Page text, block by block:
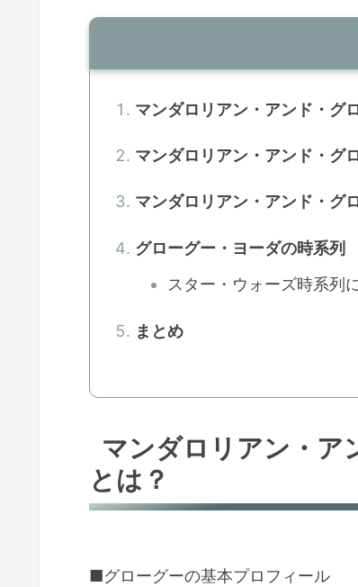
マンダロリアン・アンド・グ
マンダロリアン・アンド・グ
マンダロリアン・アンド・グ
グローグー・ヨーダの時系列
スター・ウォーズ時系列
まとめ
マンダロリアン・ア
とは？
■グローグーの基本プロフィール